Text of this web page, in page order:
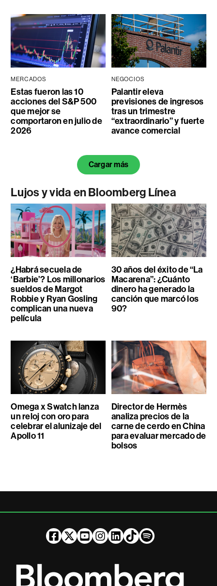
MERCADOS
Estas fueron las 10
acciones del S&P 500
que mejor se
comportaron en julio de
2026
NEGOCIOS
Palantir eleva
previsiones de ingresos
tras un trimestre
“extraordinario” y fuerte
avance comercial
Cargar más
Lujos y vida en Bloomberg Línea
¿Habrá secuela de
‘Barbie’? Los millonarios
sueldos de Margot
Robbie y Ryan Gosling
complican una nueva
película
30 años del éxito de “La
Macarena”: ¿Cuánto
dinero ha generado la
canción que marcó los
90?
Omega x Swatch lanza
un reloj con oro para
celebrar el alunizaje del
Apollo 11
Director de Hermès
analiza precios de la
carne de cerdo en China
para evaluar mercado de
bolsos